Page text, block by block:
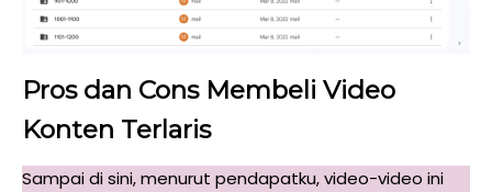
Pros dan Cons Membeli Video
Konten Terlaris
Sampai di sini, menurut pendapatku, video-video ini